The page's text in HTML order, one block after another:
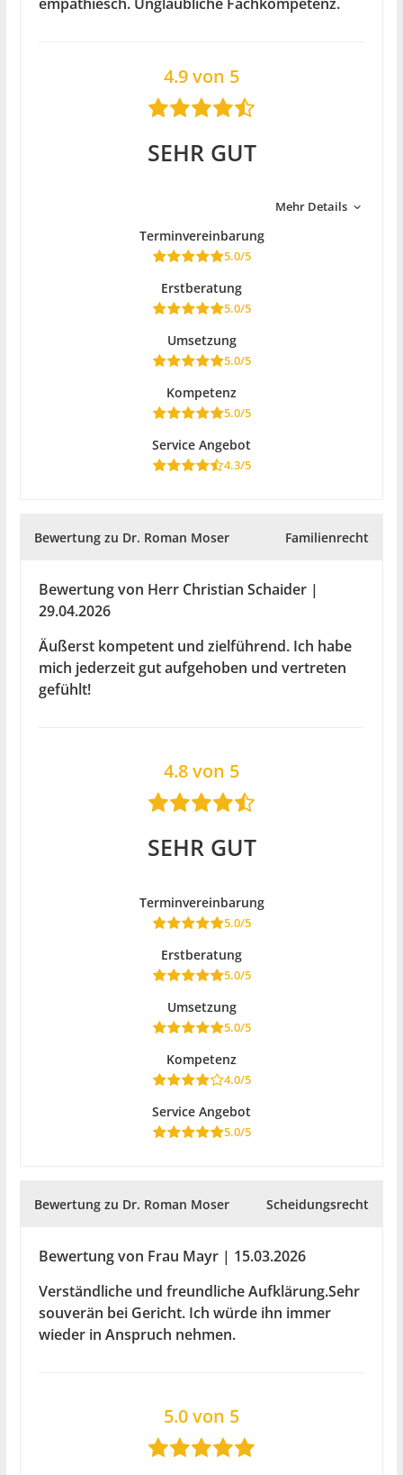
4.9 von 5
SEHR GUT
Mehr Details
Terminvereinbarung
5.0/5
Erstberatung
5.0/5
Umsetzung
5.0/5
Kompetenz
5.0/5
Service Angebot
4.3/5
Bewertung zu Dr. Roman Moser Familienrecht
Bewertung von Herr Christian Schaider |
29.04.2026
Äußerst kompetent und zielführend. Ich habe
mich jederzeit gut aufgehoben und vertreten
gefühlt!
4.8 von 5
SEHR GUT
Terminvereinbarung
5.0/5
Erstberatung
5.0/5
Umsetzung
5.0/5
Kompetenz
4.0/5
Service Angebot
5.0/5
Bewertung zu Dr. Roman Moser Scheidungsrecht
Bewertung von Frau Mayr | 15.03.2026
Verständliche und freundliche Aufklärung.Sehr
souverän bei Gericht. Ich würde ihn immer
wieder in Anspruch nehmen.
5.0 von 5